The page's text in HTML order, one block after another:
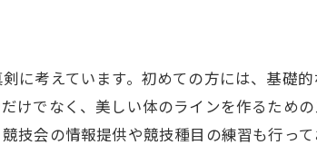
に考えています。初めての方には、基礎
けでなく、美しい体のラインを作るため
技会の情報提供や競技種目の練習も行っ